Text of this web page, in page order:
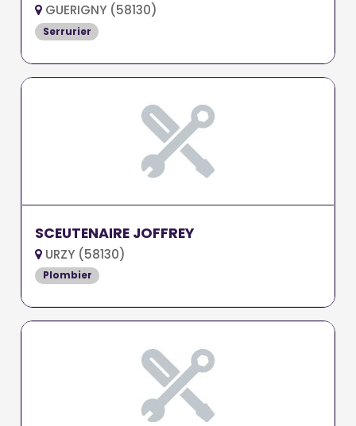
GUERIGNY (58130)
Serrurier
SCEUTENAIRE JOFFREY
URZY (58130)
Plombier